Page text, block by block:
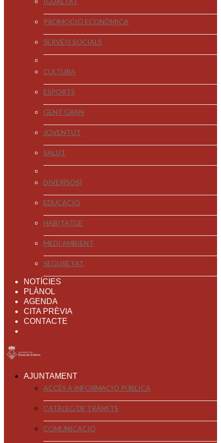
PROMOCIÓ ECONÒMICA
SERVEIS SOCIALS
CULTURA
ESPORTS
GENT GRAN
JOVENTUT
SALUT
DIVER[SOS]
EDUCACIÓ
HABITATGE
MEDI AMBIENT
SEGURETAT
NOTÍCIES
PLÀNOL
AGENDA
CITA PRÈVIA
CONTACTE
AJUNTAMENT
ACCÉS A INFORMACIÓ PÚBLICA
CATÀLEG DE TRÀMITS
COMUNICACIÓ